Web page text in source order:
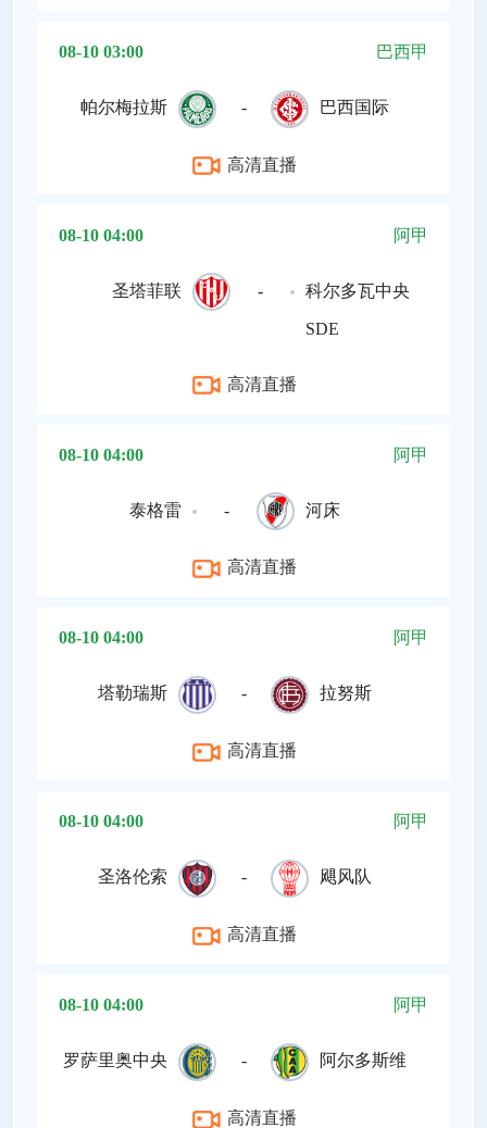
08-10 03:00 巴西甲
帕尔梅拉斯 - 巴西国际
高清直播
08-10 04:00 阿甲
圣塔菲联 - 科尔多瓦中央
SDE
高清直播
08-10 04:00 阿甲
泰格雷 - 河床
高清直播
08-10 04:00 阿甲
塔勒瑞斯 - 拉努斯
高清直播
08-10 04:00 阿甲
圣洛伦索 - 飓风队
高清直播
08-10 04:00 阿甲
罗萨里奥中央 - 阿尔多斯维
高清直播